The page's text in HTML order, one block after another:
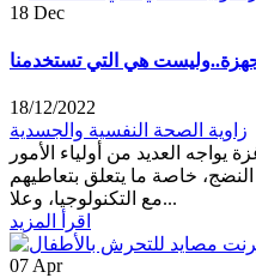
18 Dec
هي التي تستخدمنا
18/12/2022
زاوية الصحة النفسية والجسدية
يواجه العديد من أولياء الأمور
خاصة ما يتعلق بتعاطيهم
مع التكنولوجيا، وعلا...
اقرأ المزيد
07 Apr